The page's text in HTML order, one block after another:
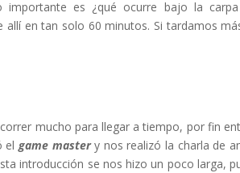
es ¿qué ocurre bajo la
allí en tan solo 60 minutos. Si tardamos
mucho para llegar a tiempo, por fin
el game master y nos realizó la charla de
introducción se nos hizo un poco larga,